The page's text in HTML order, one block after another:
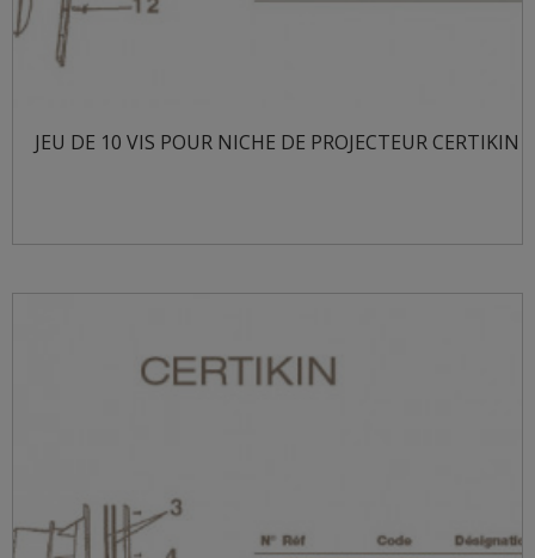
JEU DE 10 VIS POUR NICHE DE PROJECTEUR CERTIKIN